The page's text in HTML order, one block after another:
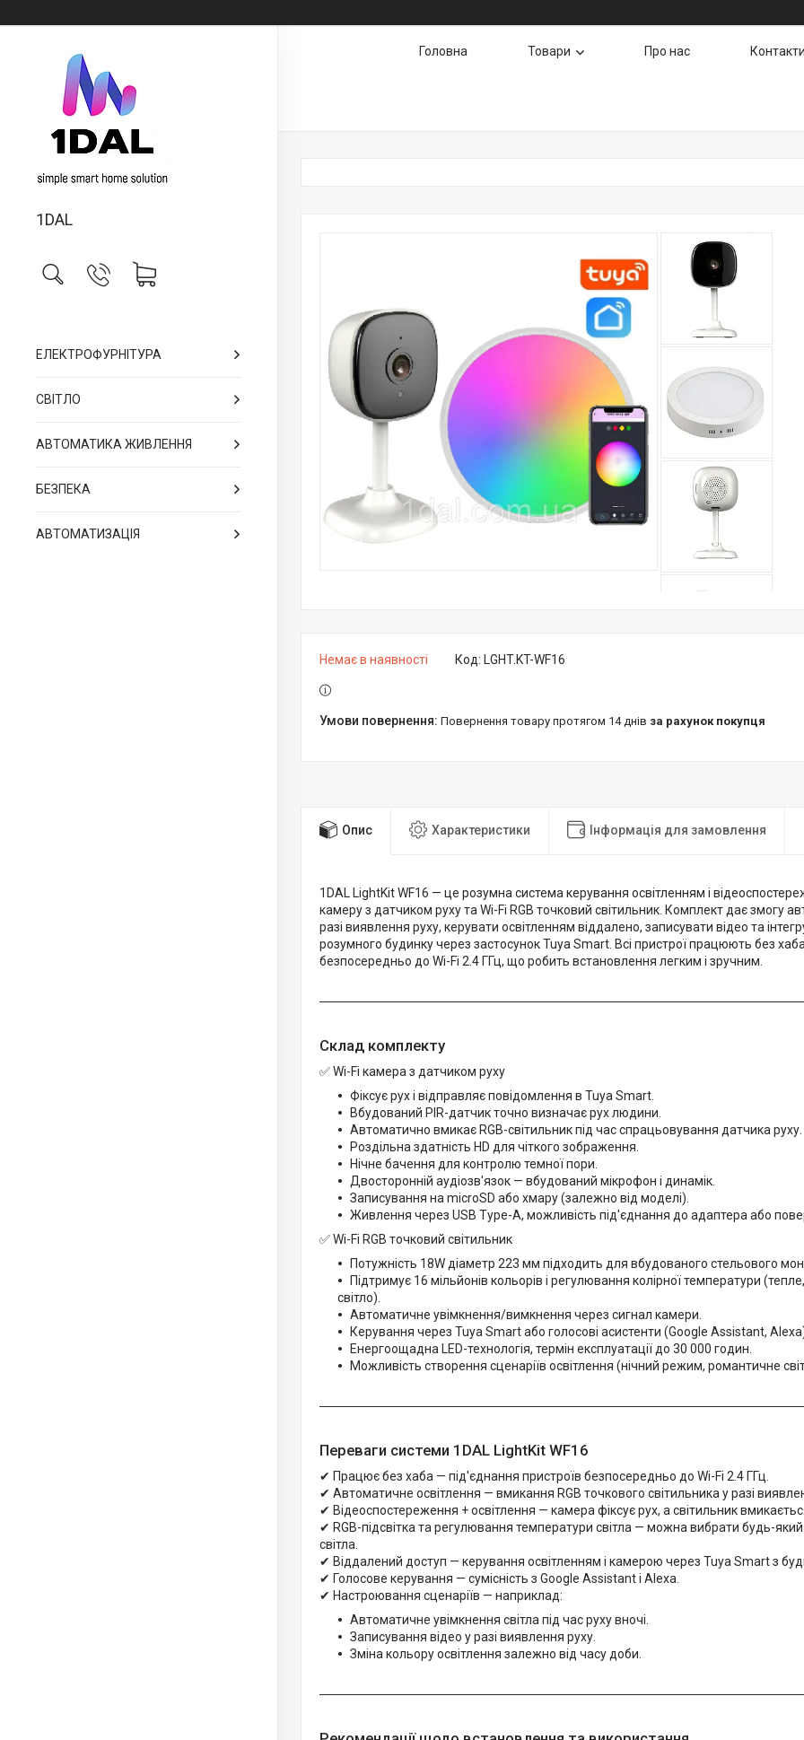
1DAL
ЕЛЕКТРОФУРНІТУРА
СВІТЛО
АВТОМАТИКА ЖИВЛЕННЯ
БЕЗПЕКА
АВТОМАТИЗАЦІЯ
Головна Товари Про нас
Немає в наявності Код: LGHT.KT-WF16
повернення товару протягом 14 днів за рахунок покупця
Опис Характеристики Інформація для замовлення
1DAL LightKit WF16 — це розумна система керування освітленням і
камеру з датчиком руху та Wi-Fi RGB точковий світильник. Комплект дає змогу
разі виявлення руху, керувати освітленням віддалено, записувати відео та
розумного будинку через застосунок Tuya Smart. Всі пристрої працюють без
безпосередньо до Wi-Fi 2.4 ГГц, що робить встановлення легким і зручним.
Склад комплекту
✅ Wi-Fi камера з датчиком руху
Фіксує рух і відправляє повідомлення в Tuya Smart.
Вбудований PIR-датчик точно визначає рух людини.
Автоматично вмикає RGB-світильник під час спрацьовування датчика руху.
Роздільна здатність HD для чіткого зображення.
Нічне бачення для контролю темної пори.
Двосторонній аудіозв'язок — вбудований мікрофон і динамік.
Записування на microSD або хмару (залежно від моделі).
Живлення через USB Type-A, можливість під'єднання до адаптера або
✅ Wi-Fi RGB точковий світильник
Потужність 18W діаметр 223 мм підходить для вбудованого стельового
Підтримує 16 мільйонів кольорів і регулювання колірної температури
світло).
Автоматичне увімкнення/вимкнення через сигнал камери.
Керування через Tuya Smart або голосові асистенти (Google Assistant,
Енергоощадна LED-технологія, термін експлуатації до 30 000 годин.
Можливість створення сценаріїв освітлення (нічний режим, романтичне
Переваги системи 1DAL LightKit WF16
✔ Працює без хаба — під'єднання пристроїв безпосередньо до Wi-Fi 2.4 ГГц.
✔ Автоматичне освітлення — вмикання RGB точкового світильника у разі
✔ Відеоспостереження + освітлення — камера фіксує рух, а світильник
✔ RGB-підсвітка та регулювання температури світла — можна вибрати будь-який
світла.
✔ Віддалений доступ — керування освітленням і камерою через Tuya Smart з
✔ Голосове керування — сумісність з Google Assistant і Alexa.
✔ Настроювання сценаріїв — наприклад:
Автоматичне увімкнення світла під час руху вночі.
Записування відео у разі виявлення руху.
Зміна кольору освітлення залежно від часу доби.